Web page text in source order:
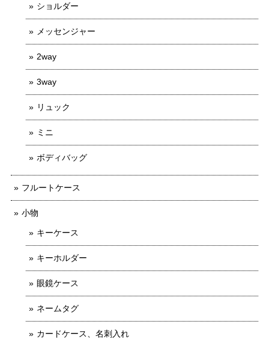
ショルダー
メッセンジャー
2way
3way
リュック
ミニ
ボディバッグ
フルートケース
小物
キーケース
キーホルダー
眼鏡ケース
ネームタグ
カードケース、名刺入れ